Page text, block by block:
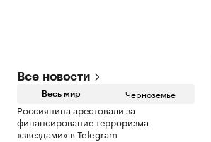
Все новости
Весь мир Черноземье
Россиянина арестовали за
финансирование терроризма
«звездами» в Telegram